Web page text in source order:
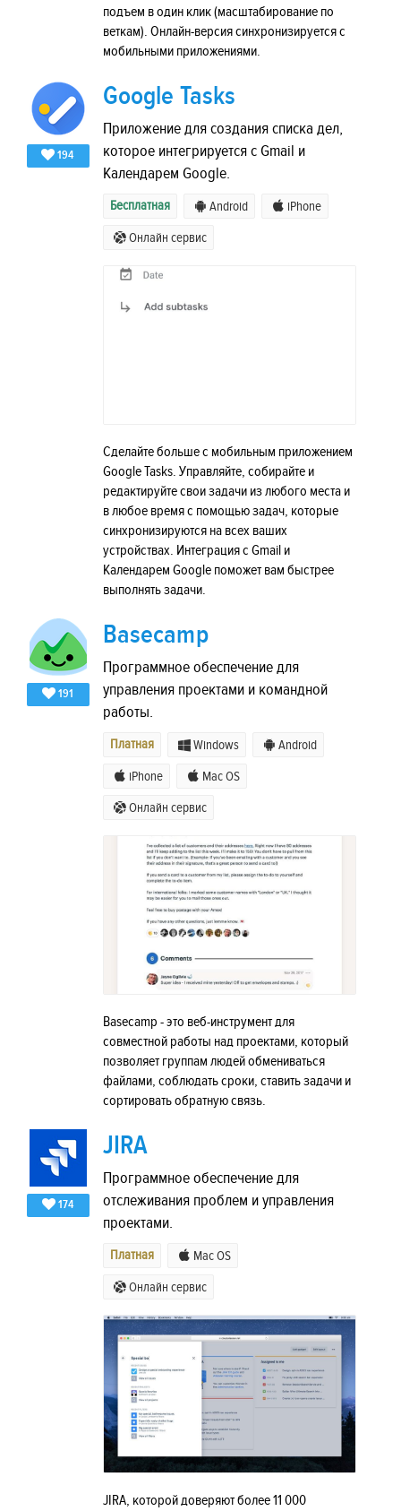
подъем в один клик (масштабирование по
веткам). Онлайн-версия синхронизируется с
мобильными приложениями.
194
Google Tasks
Приложение для создания списка дел,
которое интегрируется с Gmail и
Календарем Google.
Бесплатная Android iPhone
Онлайн сервис
Сделайте больше с мобильным приложением
Google Tasks. Управляйте, собирайте и
редактируйте свои задачи из любого места и
в любое время с помощью задач, которые
синхронизируются на всех ваших
устройствах. Интеграция с Gmail и
Календарем Google поможет вам быстрее
выполнять задачи.
191
Basecamp
Программное обеспечение для
управления проектами и командной
работы.
Платная Windows Android
iPhone Mac OS
Онлайн сервис
Basecamp - это веб-инструмент для
совместной работы над проектами, который
позволяет группам людей обмениваться
файлами, соблюдать сроки, ставить задачи и
сортировать обратную связь.
174
JIRA
Программное обеспечение для
отслеживания проблем и управления
проектами.
Платная Mac OS
Онлайн сервис
JIRA, которой доверяют более 11 000